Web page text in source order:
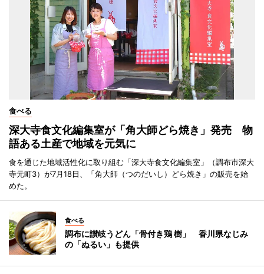
食べる
深大寺食文化編集室が「角大師どら焼き」発売 物
語ある土産で地域を元気に
食を通じた地域活性化に取り組む「深大寺食文化編集室」（調布市深大
寺元町3）が7月18日、「角大師（つのだいし）どら焼き」の販売を始
めた。
食べる
調布に讃岐うどん「骨付き鶏 樹」 香川県なじみ
の「ぬるい」も提供